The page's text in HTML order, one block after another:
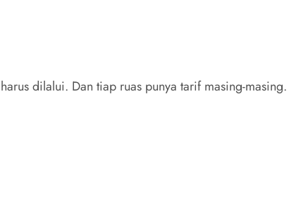
dilalui. Dan tiap ruas punya tarif masing-masing.